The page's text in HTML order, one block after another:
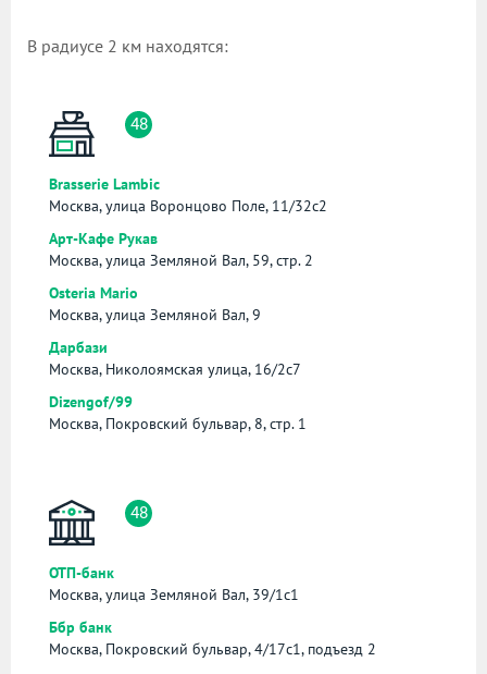
В радиусе 2 км находятся:
48
Brasserie Lambic
Москва, улица Воронцово Поле, 11/32с2
Арт-Кафе Рукав
Москва, улица Земляной Вал, 59, стр. 2
Osteria Mario
Москва, улица Земляной Вал, 9
Дарбази
Москва, Николоямская улица, 16/2с7
Dizengof/99
Москва, Покровский бульвар, 8, стр. 1
48
ОТП-банк
Москва, улица Земляной Вал, 39/1с1
Ббр банк
Москва, Покровский бульвар, 4/17с1, подъезд 2